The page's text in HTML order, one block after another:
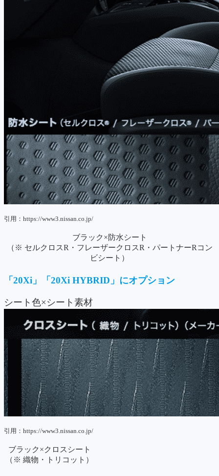
引用：https://www3.nissan.co.jp/
ブラック×防水シート
（※ セルクロスR・フレーザークロスR・パートナーRコン
ビシート）
「20Xi」「20Xi HYBRID」にオプション
シート色×シート素材
引用：https://www3.nissan.co.jp/
ブラック×クロスシート
（※ 織物・トリコット）